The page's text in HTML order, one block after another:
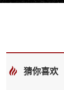
猜你喜欢